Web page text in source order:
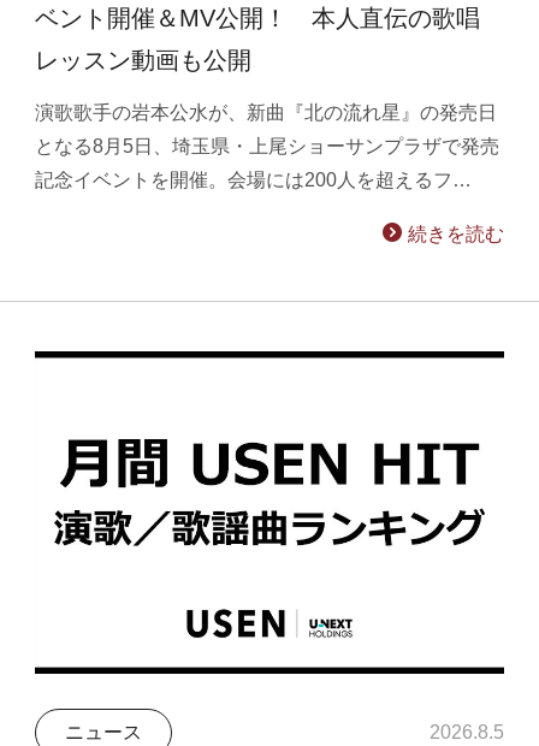
ベント開催＆MV公開！ 本人直伝の歌唱
レッスン動画も公開
演歌歌手の岩本公水が、新曲『北の流れ星』の発売日
となる8月5日、埼玉県・上尾ショーサンプラザで発売
記念イベントを開催。会場には200人を超えるフ…
続きを読む
ニュース 2026.8.5